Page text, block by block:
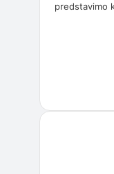
predstavimo